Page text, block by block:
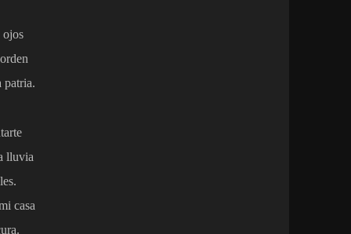
ojos
patria.
lluvia
casa